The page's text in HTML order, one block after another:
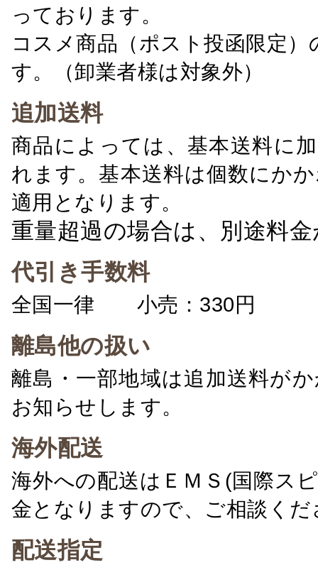
っております。
コスメ商品（ポスト投函限定
す。（卸業者様は対象外）
追加送料
商品によっては、基本送料に
れます。基本送料は個数にか
適用となります。
重量超過の場合は、別途料
代引き手数料
全国一律 小売：330円 卸
離島他の扱い
離島・一部地域は追加送料が
お知らせします。
海外配送
海外への配送はＥＭＳ(国際ス
金となりますので、ご相談くだ
配送指定